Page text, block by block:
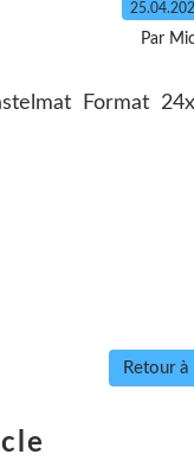
Par
Format
Retour à